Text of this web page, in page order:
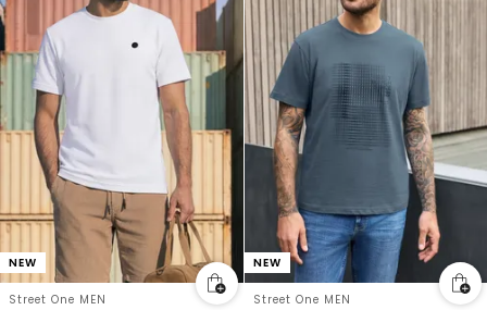
NEW
Street One MEN
NEW
Street One MEN